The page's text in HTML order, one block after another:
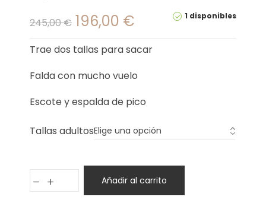
1 disponibles
245,00€ 196,00 €
Trae dos tallas para sacar
Falda con mucho vuelo
Escote y espalda de pico
Tallas adultos
Añadir al carrito